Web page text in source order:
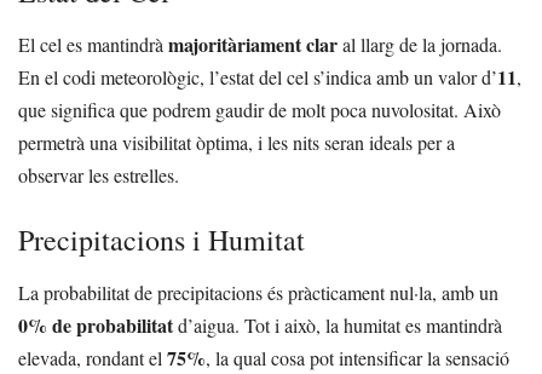
El cel es mantindràmajoritàriament claral llarg de la jornada.
En el codi meteorològic, l’estat del cel s’indica amb un valor d’11,
que significa que podrem gaudir de molt poca nuvolositat. Això
permetrà una visibilitat òptima, i les nits seran ideals per a
observar les estrelles.
Precipitacions i Humitat
La probabilitat de precipitacions és pràcticament nul·la, amb un
0% de probabilitatd’aigua. Tot i això, la humitat es mantindrà
elevada, rondant el75%, la qual cosa pot intensificar la sensació